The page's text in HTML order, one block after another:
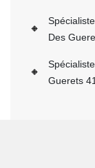
Des
Guerets